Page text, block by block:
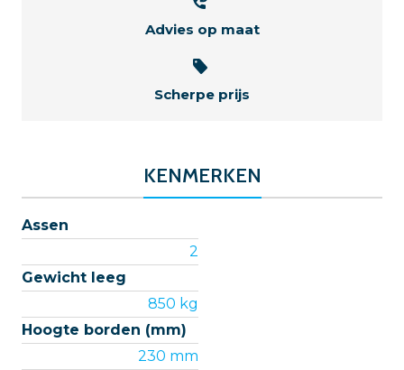
Advies op maat
Scherpe prijs
KENMERKEN
Assen
2
Gewicht leeg
850 kg
Hoogte borden (mm)
230 mm